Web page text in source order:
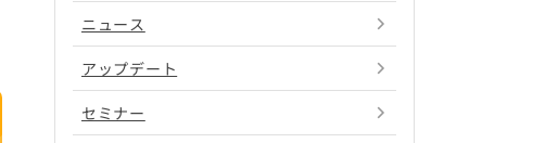
ニュース
アップデート
セミナー